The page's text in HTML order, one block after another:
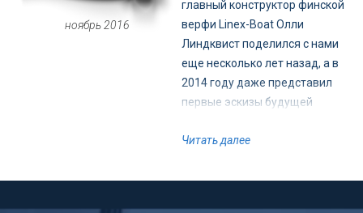
существенное, неизбежно
повлекло за собой выход на
принципиально новый
качественный уровень.
ноябрь 2016
главный конструктор финской
верфи Linex-Boat Олли
Линдквист поделился с нами
еще несколько лет назад, а в
2014 году даже представил
первые эскизы будущей
в Хельсинки. С тех пор,
частые встречи, Олли и словом
Читать далее